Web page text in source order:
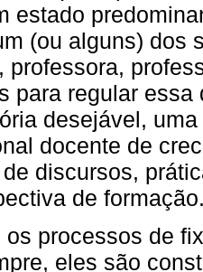
estado
(ou alguns) dos
professora,
para regular
desejável,
docente de
discursos,
de
os processos de
eles são